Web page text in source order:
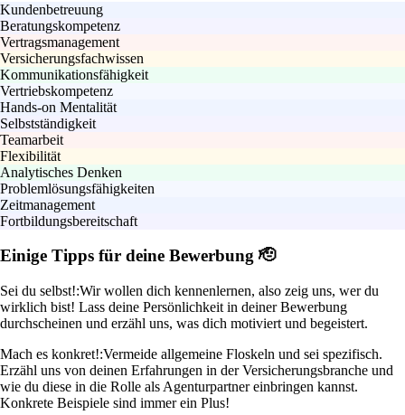
Kundenbetreuung
Beratungskompetenz
Vertragsmanagement
Versicherungsfachwissen
Kommunikationsfähigkeit
Vertriebskompetenz
Hands-on Mentalität
Selbstständigkeit
Teamarbeit
Flexibilität
Analytisches Denken
Problemlösungsfähigkeiten
Zeitmanagement
Fortbildungsbereitschaft
Einige Tipps für deine Bewerbung 🫡
Sei du selbst!:Wir wollen dich kennenlernen, also zeig uns, wer du
wirklich bist! Lass deine Persönlichkeit in deiner Bewerbung
durchscheinen und erzähl uns, was dich motiviert und begeistert.
Mach es konkret!:Vermeide allgemeine Floskeln und sei spezifisch.
Erzähl uns von deinen Erfahrungen in der Versicherungsbranche und
wie du diese in die Rolle als Agenturpartner einbringen kannst.
Konkrete Beispiele sind immer ein Plus!